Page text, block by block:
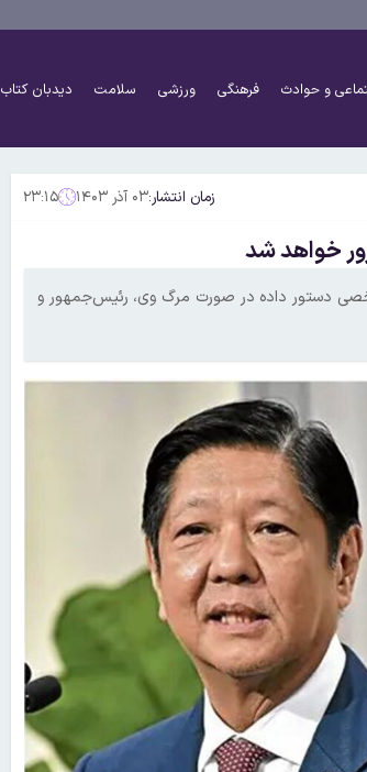
و حوادث فرهنگی ورزشی سلامت دیدبان کتاب
زمان انتشار:۰۳ آذر ۱۴۰۳ ۲۳:۱۵
خواهد شد
دستور داده در صورت مرگ وی، رئیس‌جمهور و